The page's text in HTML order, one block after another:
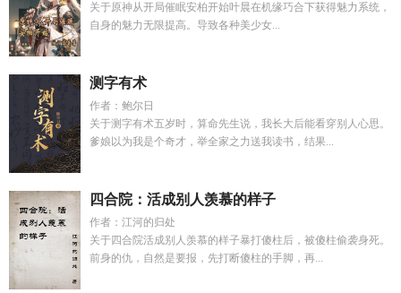
关于原神从开局催眠安柏开始叶晨在机缘巧合下获得魅力系统，
自身的魅力无限提高。导致各种美少女...
测字有术
作者：鲍尔日
关于测字有术五岁时，算命先生说，我长大后能看穿别人心思。
爹娘以为我是个奇才，举全家之力送我读书，结果...
四合院：活成别人羡慕的样子
作者：江河的归处
关于四合院活成别人羡慕的样子暴打傻柱后，被傻柱偷袭身死。
前身的仇，自然是要报，先打断傻柱的手脚，再...